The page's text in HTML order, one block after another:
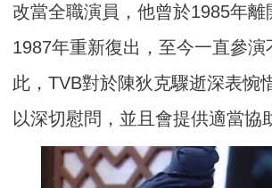
改當全職演員，他曾於1985年離
1987年重新復出，至今一直參演
此，TVB對於陳狄克驟逝深表惋
以深切慰問，並且會提供適當協